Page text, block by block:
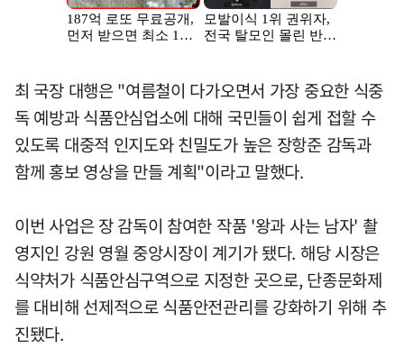
최 국장 대행은 "여름철이 다가오면서 가장 중요한 식중
독 예방과 식품안심업소에 대해 국민들이 쉽게 접할 수
있도록 대중적 인지도와 친밀도가 높은 장항준 감독과
함께 홍보 영상을 만들 계획"이라고 말했다.
이번 사업은 장 감독이 참여한 작품 '왕과 사는 남자' 촬
영지인 강원 영월 중앙시장이 계기가 됐다. 해당 시장은
식약처가 식품안심구역으로 지정한 곳으로, 단종문화제
를 대비해 선제적으로 식품안전관리를 강화하기 위해 추
진됐다.